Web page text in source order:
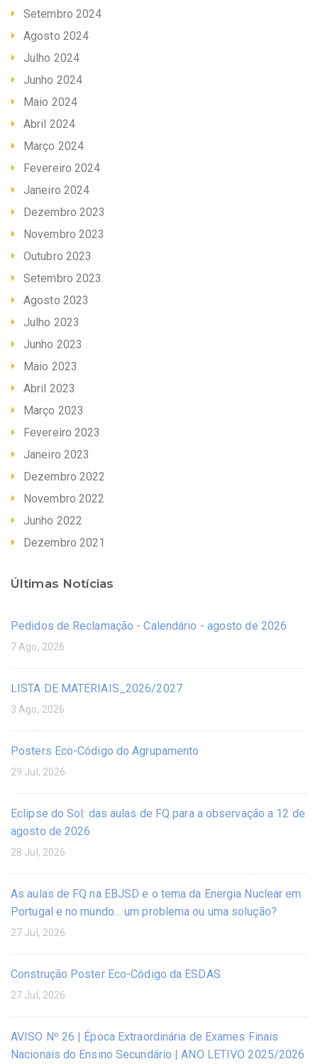
Setembro 2024
Agosto 2024
Julho 2024
Junho 2024
Maio 2024
Abril 2024
Março 2024
Fevereiro 2024
Janeiro 2024
Dezembro 2023
Novembro 2023
Outubro 2023
Setembro 2023
Agosto 2023
Julho 2023
Junho 2023
Maio 2023
Abril 2023
Março 2023
Fevereiro 2023
Janeiro 2023
Dezembro 2022
Novembro 2022
Junho 2022
Dezembro 2021
Últimas Notícias
Pedidos de Reclamação - Calendário - agosto de 2026
7 Ago, 2026
LISTA DE MATERIAIS_2026/2027
3 Ago, 2026
Posters Eco-Código do Agrupamento
29 Jul, 2026
Eclipse do Sol: das aulas de FQ para a observação a 12 de
agosto de 2026
28 Jul, 2026
As aulas de FQ na EBJSD e o tema da Energia Nuclear em
Portugal e no mundo… um problema ou uma solução?
27 Jul, 2026
Construção Poster Eco-Código da ESDAS
27 Jul, 2026
AVISO Nº 26 | Época Extraordinária de Exames Finais
Nacionais do Ensino Secundário | ANO LETIVO 2025/2026